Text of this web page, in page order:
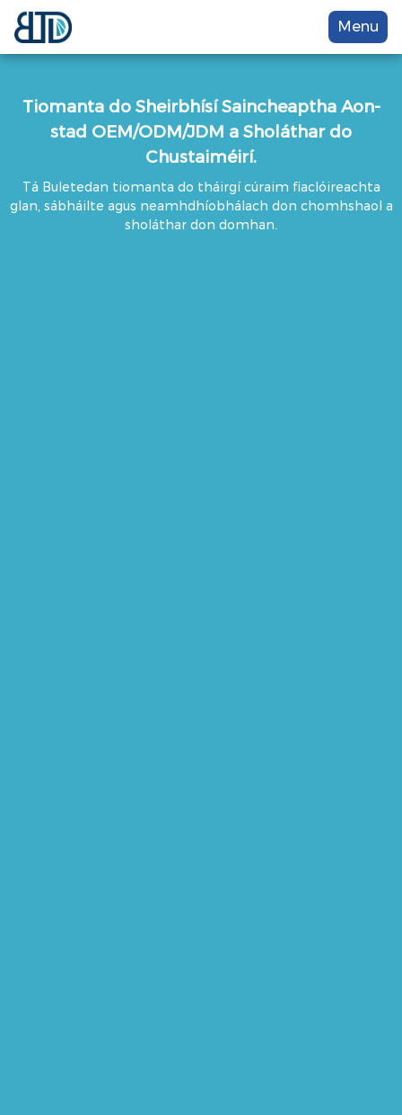
Menu
Tiomanta do Sheirbhísí Saincheaptha Aon-
stad OEM/ODM/JDM a Sholáthar do
Chustaiméirí.
Tá Buletedan tiomanta do tháirgí cúraim fiaclóireachta
glan, sábháilte agus neamhdhíobhálach don chomhshaol a
sholáthar don domhan.